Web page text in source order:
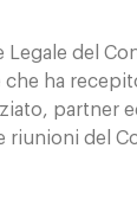
Legale del
ha
partner
riunioni del